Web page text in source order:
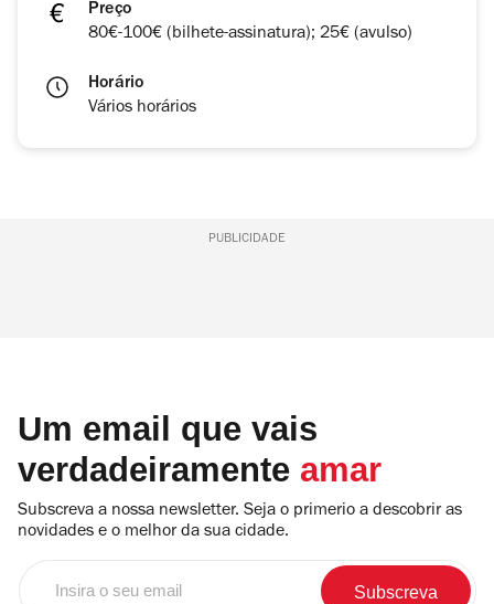
Preço
80€-100€ (bilhete-assinatura); 25€ (avulso)
Horário
Vários horários
PUBLICIDADE
Um email que vais
verdadeiramente amar
Subscreva a nossa newsletter. Seja o primerio a descobrir as
novidades e o melhor da sua cidade.